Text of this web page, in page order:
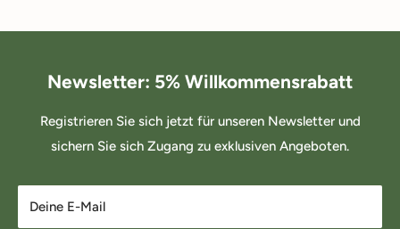
Newsletter: 5% Willkommensrabatt
Registrieren Sie sich jetzt für unseren Newsletter und
sichern Sie sich Zugang zu exklusiven Angeboten.
Deine E-Mail